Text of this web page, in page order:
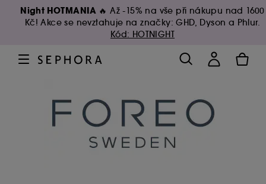
Night HOTMANIA 🔥 Až -15% na vše při nákupu nad 1600
Kč! Akce se nevztahuje na značky: GHD, Dyson a Phlur.
Kód: HOTNIGHT